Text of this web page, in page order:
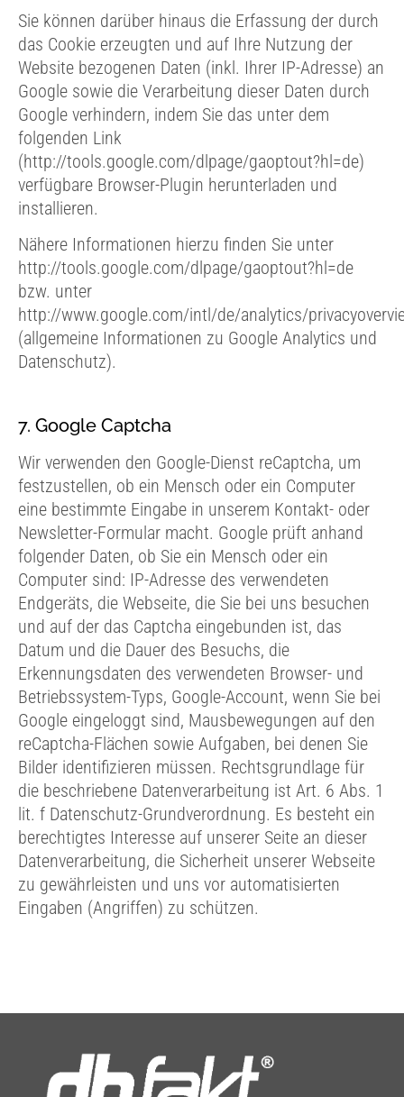
Sie können darüber hinaus die Erfassung der durch
das Cookie erzeugten und auf Ihre Nutzung der
Website bezogenen Daten (inkl. Ihrer IP-Adresse) an
Google sowie die Verarbeitung dieser Daten durch
Google verhindern, indem Sie das unter dem
folgenden Link
(http://tools.google.com/dlpage/gaoptout?hl=de)
verfügbare Browser-Plugin herunterladen und
installieren.
Nähere Informationen hierzu finden Sie unter
http://tools.google.com/dlpage/gaoptout?hl=de
bzw. unter
http://www.google.com/intl/de/analytics/
(allgemeine Informationen zu Google Analytics und
Datenschutz).
7. Google Captcha
Wir verwenden den Google-Dienst reCaptcha, um
festzustellen, ob ein Mensch oder ein Computer
eine bestimmte Eingabe in unserem Kontakt- oder
Newsletter-Formular macht. Google prüft anhand
folgender Daten, ob Sie ein Mensch oder ein
Computer sind: IP-Adresse des verwendeten
Endgeräts, die Webseite, die Sie bei uns besuchen
und auf der das Captcha eingebunden ist, das
Datum und die Dauer des Besuchs, die
Erkennungsdaten des verwendeten Browser- und
Betriebssystem-Typs, Google-Account, wenn Sie bei
Google eingeloggt sind, Mausbewegungen auf den
reCaptcha-Flächen sowie Aufgaben, bei denen Sie
Bilder identifizieren müssen. Rechtsgrundlage für
die beschriebene Datenverarbeitung ist Art. 6 Abs. 1
lit. f Datenschutz-Grundverordnung. Es besteht ein
berechtigtes Interesse auf unserer Seite an dieser
Datenverarbeitung, die Sicherheit unserer Webseite
zu gewährleisten und uns vor automatisierten
Eingaben (Angriffen) zu schützen.